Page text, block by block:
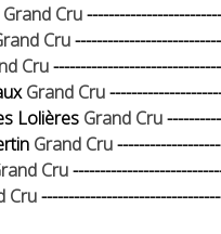
Grand Cru
Cru
Cru
Grand Cru
Lolières Grand Cru
Grand Cru
Cru
Cru